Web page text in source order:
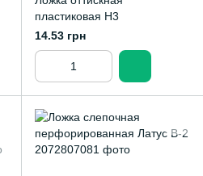
пластиковая Н3
14.53 грн